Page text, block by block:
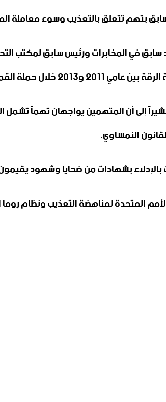
بتهم تتعلق بالتعذيب وسوء معاملة
في المخابرات ورئيس سابق لمكتب
الشعبية آنذاك.
مشيراً إلى أن المتهمين يواجهان
النمساوي.
بشهادات من ضحايا وشهود
المتحدة لمناهضة التعذيب ونظام روما